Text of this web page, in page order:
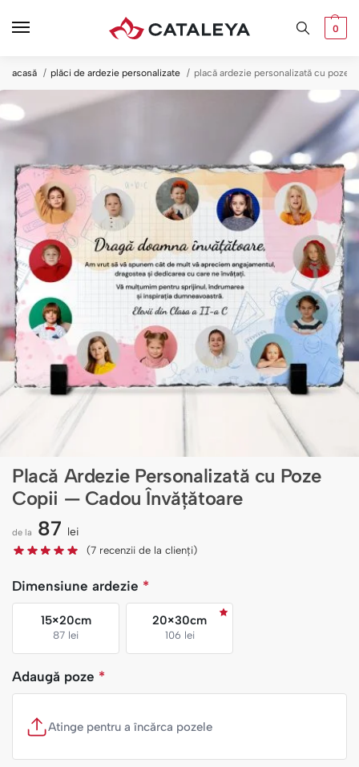
0
acasă plăci de ardezie personalizate placă ardezie personalizată cu poze
Placă Ardezie Personalizată cu Poze
Copii — Cadou Învățătoare
de la 87 lei
(7 recenzii de la clienți)
Dimensiune ardezie *
15×20cm
87 lei
20×30cm
106 lei
Adaugă poze *
Atinge pentru a încărca pozele